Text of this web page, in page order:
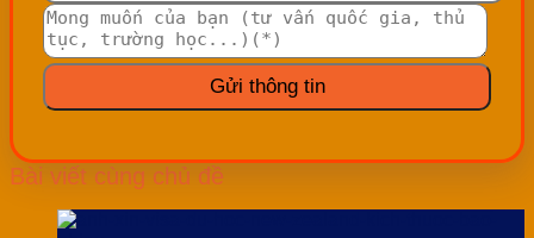
Bài viết cùng chủ đề